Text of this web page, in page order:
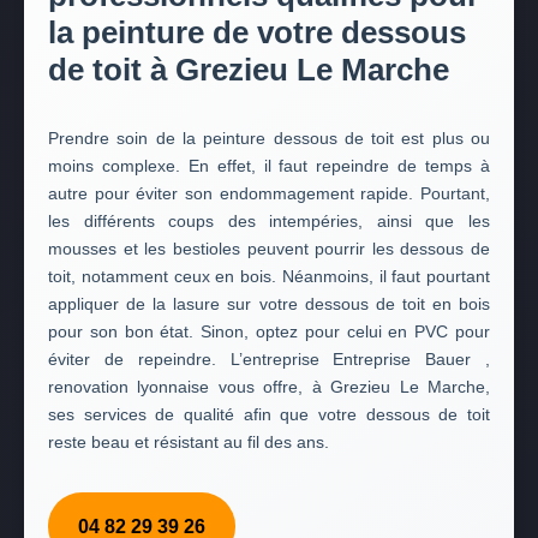
la peinture de votre dessous
de toit à Grezieu Le Marche
Prendre soin de la peinture dessous de toit est plus ou
moins complexe. En effet, il faut repeindre de temps à
autre pour éviter son endommagement rapide. Pourtant,
les différents coups des intempéries, ainsi que les
mousses et les bestioles peuvent pourrir les dessous de
toit, notamment ceux en bois. Néanmoins, il faut pourtant
appliquer de la lasure sur votre dessous de toit en bois
pour son bon état. Sinon, optez pour celui en PVC pour
éviter de repeindre. L’entreprise Entreprise Bauer ,
renovation lyonnaise vous offre, à Grezieu Le Marche,
ses services de qualité afin que votre dessous de toit
reste beau et résistant au fil des ans.
04 82 29 39 26